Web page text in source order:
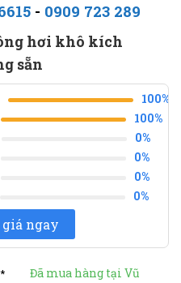
- 0909 723 289
hơi khô kích
sẵn
100%
100%
0%
0%
0%
0%
giá ngay
Đã mua hàng tại Vũ